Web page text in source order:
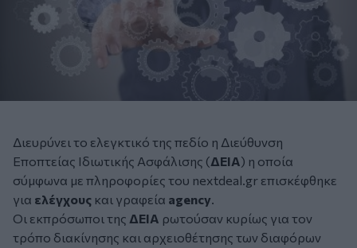
Διευρύνει το ελεγκτικό της πεδίο η Διεύθυνση
Εποπτείας Ιδιωτικής Ασφάλισης (ΔΕΙΑ) η οποία
σύμφωνα με πληροφορίες του nextdeal.gr επισκέφθηκε
για ελέγχους και γραφεία agency.
Οι εκπρόσωποι της ΔΕΙΑ ρωτούσαν κυρίως για τον
τρόπο διακίνησης και αρχειοθέτησης των διαφόρων